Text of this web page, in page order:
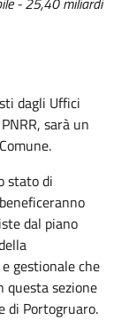
dagli Uffici
sarà un
stato di
dal piano
gestionale che
questa sezione
di Portogruaro.